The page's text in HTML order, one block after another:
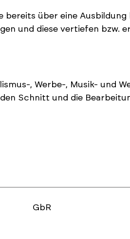
bereits über eine
und diese vertiefen bzw.
, Werbe-, Musik- und
Schnitt und die
GbR